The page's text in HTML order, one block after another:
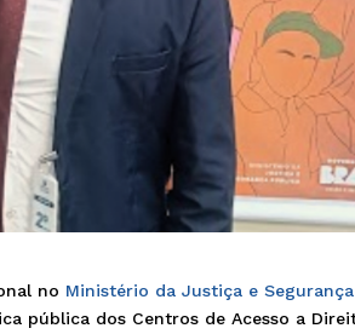
no Ministério da Justiça e Segurança
pública dos Centros de Acesso a